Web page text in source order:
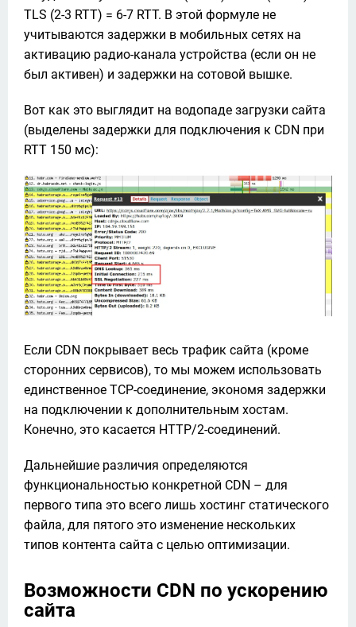
TLS (2-3 RTT) = 6-7 RTT. В этой формуле не
учитываются задержки в мобильных сетях на
активацию радио-канала устройства (если он не
был активен) и задержки на сотовой вышке.
Вот как это выглядит на водопаде загрузки сайта
(выделены задержки для подключения к CDN при
RTT 150 мс):
Если CDN покрывает весь трафик сайта (кроме
сторонних сервисов), то мы можем использовать
единственное TCP-соединение, экономя задержки
на подключении к дополнительным хостам.
Конечно, это касается HTTP/2-соединений.
Дальнейшие различия определяются
функциональностью конкретной CDN – для
первого типа это всего лишь хостинг статического
файла, для пятого это изменение нескольких
типов контента сайта с целью оптимизации.
Возможности CDN по ускорению
сайта